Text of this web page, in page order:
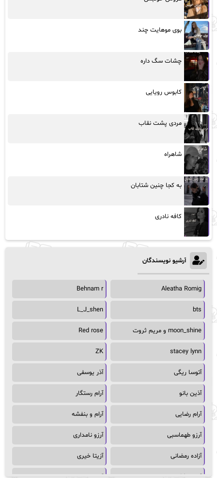
بوی موهایت چند
چشات سگ داره
کابوس رویایی
مردی پشت نقاب
شاهراه
به کجا چنین شتابان
کافه نادری
آرشیو نویسندگان
Aleatha Romig
Behnam r
bts
L_J_shen
moon_shine و مریم ثروت Red rose
stacey lynn
ZK
آتوسا ریگی آذر یوسفی
آذین بانو آرام رستگار
آرام رضایی آرام و بنفشه
آرزو طهماسبی آرزو نامداری
آزاده رمضانی آزیتا خیری